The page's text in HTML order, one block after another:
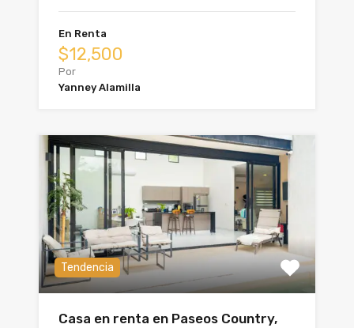
En Renta
$12,500
Por
Yanney Alamilla
Tendencia
Casa en renta en Paseos Country,